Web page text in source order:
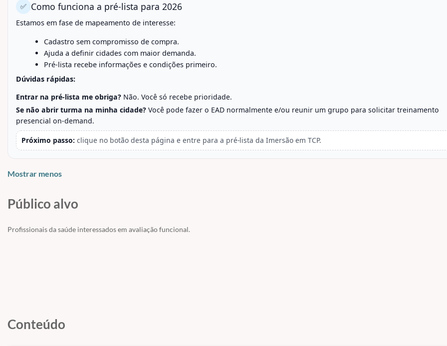
✅ Como funciona a pré-lista para 2026
Estamos em fase de mapeamento de interesse:
Cadastro sem compromisso de compra.
Ajuda a definir cidades com maior demanda.
Pré-lista recebe informações e condições primeiro.
Dúvidas rápidas:
Entrar na pré-lista me obriga? Não. Você só recebe prioridade.
Se não abrir turma na minha cidade? Você pode fazer o EAD normalmente e/ou reunir um grupo para solicitar treinamento
presencial on-demand.
Próximo passo: clique no botão desta página e entre para a pré-lista da Imersão em TCP.
Mostrar menos
Público alvo
Profissionais da saúde interessados em avaliação funcional.
Conteúdo